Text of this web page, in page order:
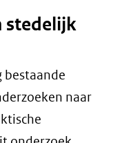
stedelijk
bestaande
naar